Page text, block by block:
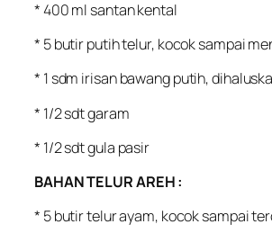
* 400 ml santan kental
* 5 butir putih telur, kocok sampai
* 1 sdm irisan bawang putih,
* 1/2 sdt garam
* 1/2 sdt gula pasir
BAHAN TELUR AREH :
* 5 butir telur ayam, kocok sampai